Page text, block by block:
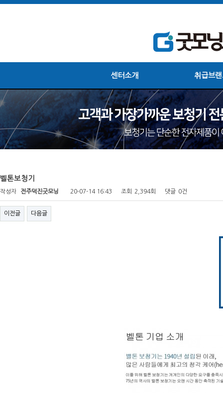
센터소개 취급브
벨톤보청기
작성자 전주덕진굿모닝 20-07-14 16:43 조회 2,394회 댓글 0건
이전글 다음글